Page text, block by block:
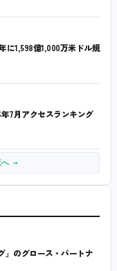
に1,598億1,000万米ドル規
7月アクセスランキング
へ →
」のグロース・パートナ